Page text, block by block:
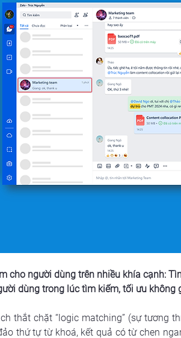
cho người dùng trên nhiều khía cạnh:
dùng trong lúc tìm kiếm, tối ưu không
thắt chặt “logic matching” (sự tương
thứ tự từ khoá, kết quả có từ chen